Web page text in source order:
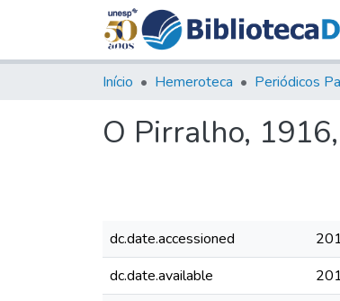
Início Hemeroteca Periódicos
O Pirralho,
dc.date.accessioned
dc.date.available